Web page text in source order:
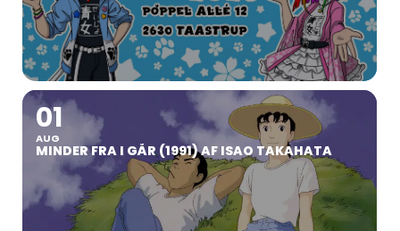
01
AUG
MINDER FRA I GÅR (1991) AF ISAO TAKAHATA